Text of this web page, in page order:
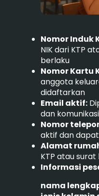
Nomor Induk
NIK dari KTP
berlaku
Nomor Kartu
anggota
didaftarkan
Email aktif:
dan
Nomor
aktif dan
Alamat
KTP atau
Informasi
nama